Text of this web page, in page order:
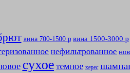
вина 700-1500 р вина 1500-3000 р
нефильтрованное
сухоетемное херес